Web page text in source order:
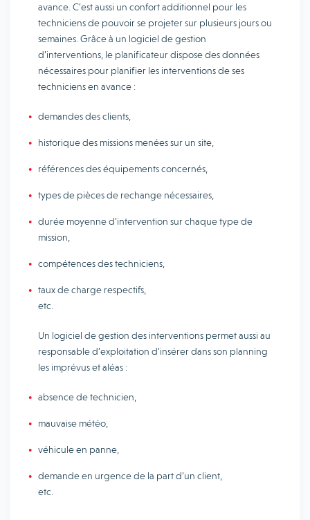
avance. C’est aussi un confort additionnel pour les
techniciens de pouvoir se projeter sur plusieurs jours ou
semaines. Grâce à un logiciel de gestion
d’interventions, le planificateur dispose des données
nécessaires pour planifier les interventions de ses
techniciens en avance :
demandes des clients,
historique des missions menées sur un site,
références des équipements concernés,
types de pièces de rechange nécessaires,
durée moyenne d’intervention sur chaque type de
mission,
compétences des techniciens,
taux de charge respectifs,
etc.
Un logiciel de gestion des interventions permet aussi au
responsable d’exploitation d’insérer dans son planning
les imprévus et aléas :
absence de technicien,
mauvaise météo,
véhicule en panne,
demande en urgence de la part d’un client,
etc.